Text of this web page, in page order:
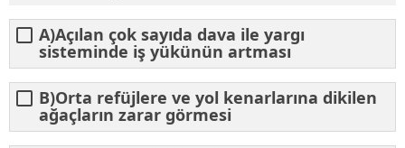
A)Açılan çok sayıda dava ile yargı
sisteminde iş yükünün artması
B)Orta refüjlere ve yol kenarlarına dikilen
ağaçların zarar görmesi